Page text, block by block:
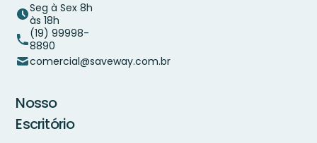
Seg à Sex 8h
às 18h
(19) 99998-
8890
comercial@saveway.com.br
Nosso
Escritório